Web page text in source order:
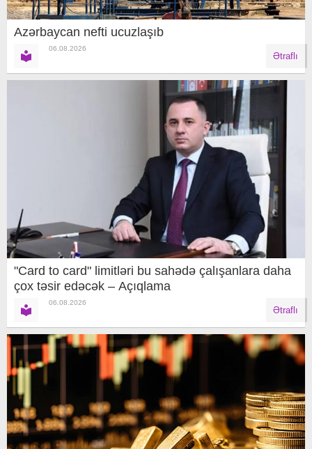
Azərbaycan nefti ucuzlaşıb
06.08.2026
Ətraflı
"Card to card" limitləri bu sahədə çalışanlara daha
çox təsir edəcək – Açıqlama
06.08.2026
Ətraflı